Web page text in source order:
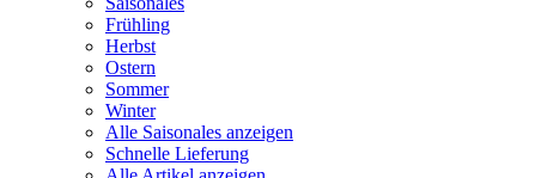
Frühling
Herbst
Ostern
Sommer
Winter
Alle Saisonales anzeigen
Schnelle Lieferung